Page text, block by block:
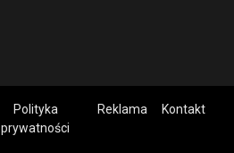
Polityka
prywatności
Reklama Kontakt